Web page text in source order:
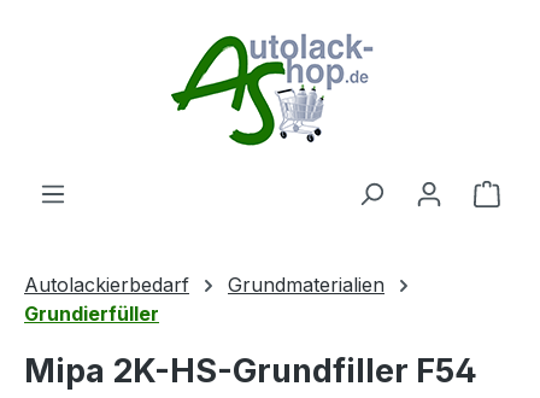
Autolackierbedarf
Grundmaterialien
Grundierfüller
Mipa 2K-HS-Grundfiller F54